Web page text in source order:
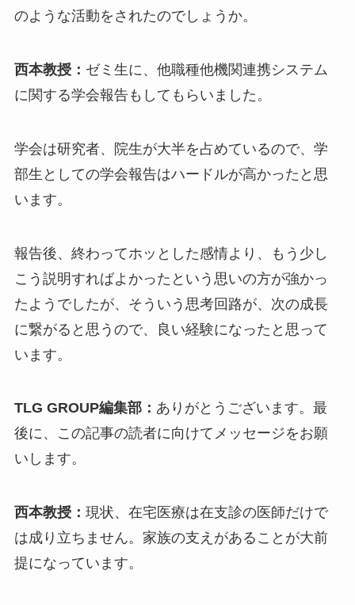
のような活動をされたのでしょうか。
西本教授： ゼミ生に、他職種他機関連携システム
に関する学会報告もしてもらいました。
学会は研究者、院生が大半を占めているので、学
部生としての学会報告はハードルが高かったと思
います。
報告後、終わってホッとした感情より、もう少し
こう説明すればよかったという思いの方が強かっ
たようでしたが、そういう思考回路が、次の成長
に繋がると思うので、良い経験になったと思って
います。
TLG GROUP編集部： ありがとうございます。最
後に、この記事の読者に向けてメッセージをお願
いします。
西本教授： 現状、在宅医療は在支診の医師だけで
は成り立ちません。家族の支えがあることが大前
提になっています。